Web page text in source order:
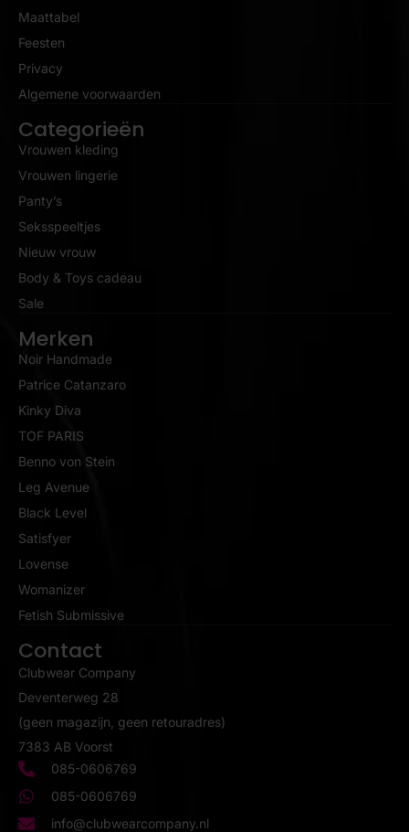
Maattabel
Feesten
Privacy
Algemene voorwaarden
Categorieën
Vrouwen kleding
Vrouwen lingerie
Panty’s
Seksspeeltjes
Nieuw vrouw
Body & Toys cadeau
Sale
Merken
Noir Handmade
Patrice Catanzaro
Kinky Diva
TOF PARIS
Benno von Stein
Leg Avenue
Black Level
Satisfyer
Lovense
Womanizer
Fetish Submissive
Contact
Clubwear Company
Deventerweg 28
(geen magazijn, geen retouradres)
7383 AB Voorst
085-0606769
085-0606769
info@clubwearcompany.nl